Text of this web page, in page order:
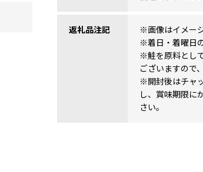
返礼品注記
※画像はイメージ
※着日・着曜日
※鮭を原料とし
ございますので
※開封後はチャ
し、賞味期限に
さい。